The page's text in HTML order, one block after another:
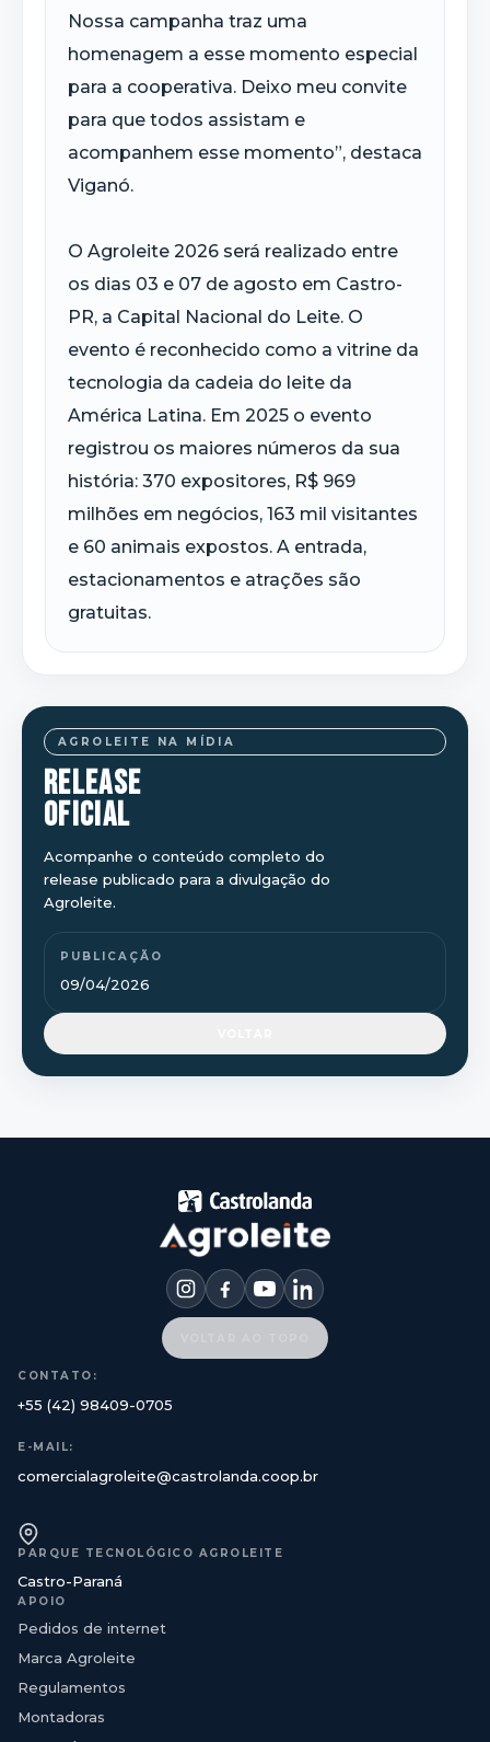
AGROLEITE NA MÍDIA
RELEASE
OFICIAL
Acompanhe o conteúdo completo do
release publicado para a divulgação do
Agroleite.
PUBLICAÇÃO
09/04/2026
Nossa campanha traz uma
homenagem a esse momento especial
para a cooperativa. Deixo meu convite
para que todos assistam e
acompanhem esse momento”, destaca
Viganó.
O Agroleite 2026 será realizado entre
os dias 03 e 07 de agosto em Castro-
PR, a Capital Nacional do Leite. O
evento é reconhecido como a vitrine da
tecnologia da cadeia do leite da
América Latina. Em 2025 o evento
registrou os maiores números da sua
história: 370 expositores, R$ 969
milhões em negócios, 163 mil visitantes
e 60 animais expostos. A entrada,
estacionamentos e atrações são
gratuitas.
CONTATO:
+55 (42) 98409-0705
E-MAIL:
comercialagroleite@castrolanda.coop.br
PARQUE TECNOLÓGICO AGROLEITE
Castro-Paraná
APOIO
Pedidos de internet
Marca Agroleite
Regulamentos
Montadoras